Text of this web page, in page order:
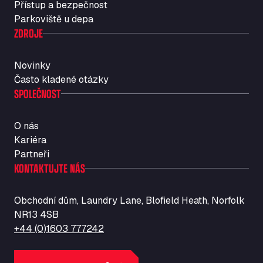
Str. Vigentina, 205 km 5+380, 27010
Autotransit Amann
Auf dem Dreisch 8, 34346
Vasilikos Intersection E90, 46 100
AW Jenkinson Runcorn Truck Parking
Ashville Way, WA7 3EZ
M6 J40, Penrith Industrial Estate, CA11 9EH
Backline Logistics Limited
Hill Barton Business park, EX5 1DR
Ballestas Flores
Ballinluig Services
Ballinluig, PH9 0LG
Bapaume Truck House A1
ZI de la Vallée du Bois EST, 62450
Přístup a bezpečnost
Parkoviště u depa
ZDROJE
Novinky
Často kladené otázky
SPOLEČNOST
O nás
Kariéra
Partneři
KONTAKTUJTE NÁS
Obchodní dům, Laundry Lane, Blofield Heath, Norfolk
NR13 4SB
+44 (0)1603 777242